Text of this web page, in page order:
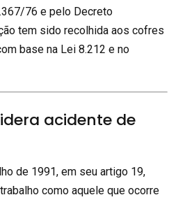
76 e pelo Decreto
tem sido recolhida aos cofres
base na Lei 8.212 e no
acidente de
de 1991, em seu artigo 19,
como aquele que ocorre